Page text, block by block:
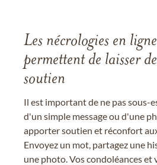
Les nécrologies en
permettent de laisser
soutien
Il est important de ne pas sous-
d'un simple message ou d'une
apporter soutien et réconfort
Envoyez un mot, partagez une
une photo. Vos condoléances et